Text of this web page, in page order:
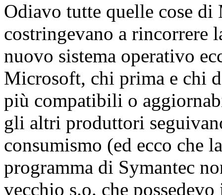
Odiavo tutte quelle cose
costringevano a rincorrere
nuovo sistema operativo
Microsoft, chi prima e chi
più compatibili o
gli altri produttori
consumismo (ed ecco che
programma di Symantec
vecchio s.o. che